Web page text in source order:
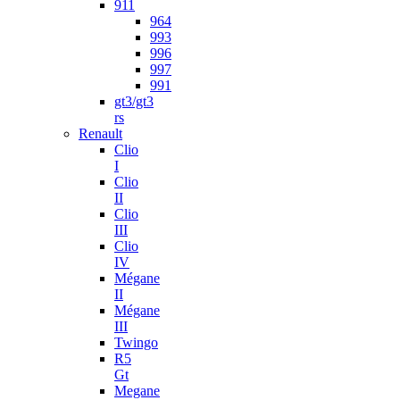
911
964
993
996
997
991
gt3/gt3
rs
Renault
Clio
I
Clio
II
Clio
III
Clio
IV
Mégane
II
Mégane
III
Twingo
R5
Gt
Megane